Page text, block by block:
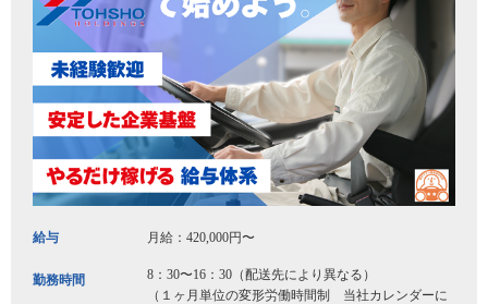
給与 月給：420,000円〜
勤務時間
8：30〜16：30（配送先により異なる）
（１ヶ月単位の変形労働時間制 当社カレンダーに